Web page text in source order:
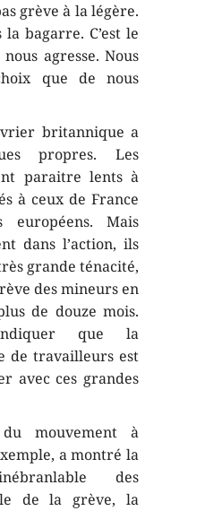
grève à la légère.
bagarre. C’est le
agresse. Nous
que de nous
britannique a
propres. Les
paraitre lents à
à ceux de France
européens. Mais
dans l’action, ils
grande ténacité,
des mineurs en
de douze mois.
que la
de travailleurs est
avec ces grandes
mouvement à
a montré la
des
de la grève, la